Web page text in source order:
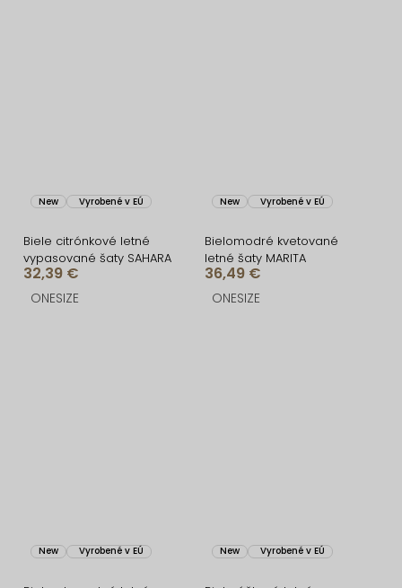
New Vyrobené v EÚ
Biele citrónkové letné
vypasované šaty SAHARA
32,39 €
ONESIZE
New Vyrobené v EÚ
Bielomodré kvetované
letné šaty MARITA
36,49 €
ONESIZE
New Vyrobené v EÚ New Vyrobené v EÚ